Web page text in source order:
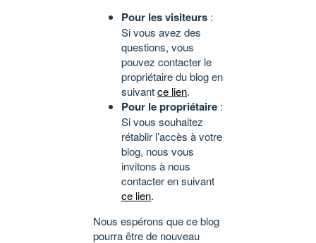
Pour les visiteurs :
Si vous avez des
questions, vous
pouvez contacter le
propriétaire du blog en
suivantce lien.
Pour le propriétaire :
Si vous souhaitez
rétablir l’accès à votre
blog, nous vous
invitons à nous
contacter en suivant
ce lien.
Nous espérons que ce blog
pourra être de nouveau